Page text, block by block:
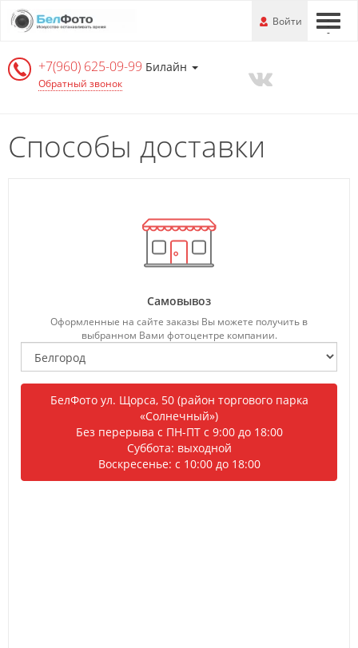
Перейти
к
информации
---
Войти
+7(960) 625-09-99 Билайн
Обратный звонок
Способы доставки
Самовывоз
Оформленные на сайте заказы Вы можете получить в
выбранном Вами фотоцентре компании.
БелФото ул. Щорса, 50 (район торгового парка
«Солнечный»)
Без перерыва с ПН-ПТ с 9:00 до 18:00
Суббота: выходной
Воскресенье: с 10:00 до 18:00